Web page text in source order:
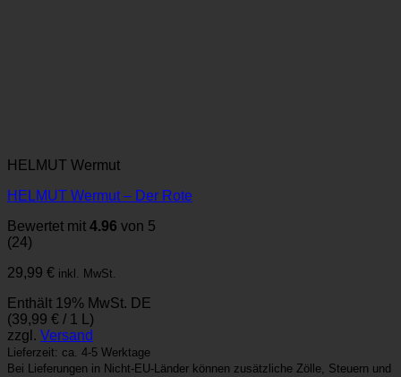
HELMUT Wermut
HELMUT Wermut – Der Rote
Bewertet mit 4.96 von 5
(24)
29,99 € inkl. MwSt.
Enthält 19% MwSt. DE
(39,99 € / 1 L)
zzgl. Versand
Lieferzeit: ca. 4-5 Werktage
Bei Lieferungen in Nicht-EU-Länder können zusätzliche Zölle, Steuern und